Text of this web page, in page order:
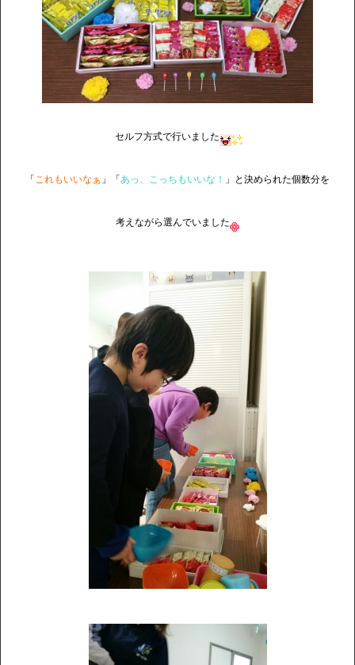
セルフ方式で行いました
「 これもいいなぁ 」「 あっ、こっちもいいな！ 」と決められた個数分を
考えながら選んでいました